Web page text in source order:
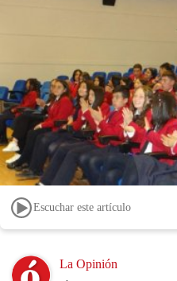
Escuchar este artículo
Image La Opinión